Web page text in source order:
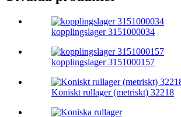
kopplingslager 3151000034
kopplingslager 3151000157
Koniskt rullager (metriskt) 32218